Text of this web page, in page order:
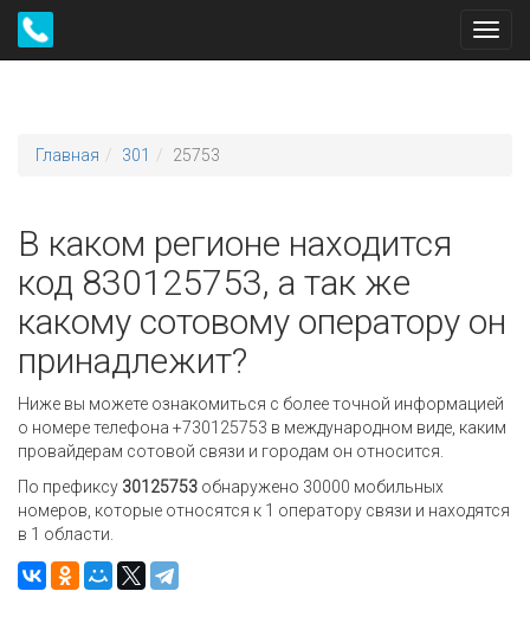
Главная 301 25753
В каком регионе находится
код 830125753, а так же
какому сотовому оператору он
принадлежит?
Ниже вы можете ознакомиться с более точной информацией
о номере телефона +730125753 в международном виде, каким
провайдерам сотовой связи и городам он относится.
По префиксу 30125753 обнаружено 30000 мобильных
номеров, которые относятся к 1 оператору связи и находятся
в 1 области.